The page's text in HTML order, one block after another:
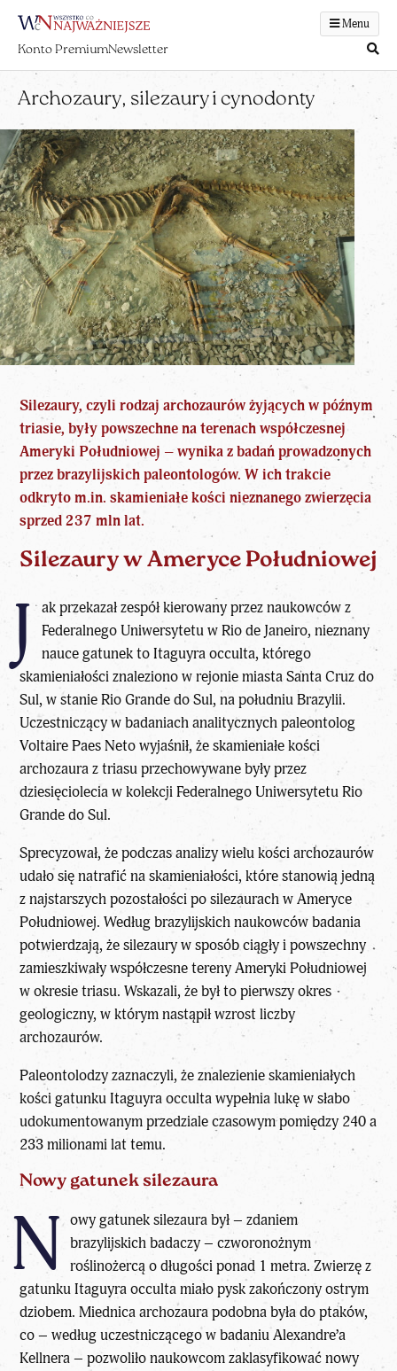
Menu
Konto PremiumNewsletter
Archozaury, silezaury i cynodonty
Silezaury, czyli rodzaj archozaurów żyjących w późnym
triasie, były powszechne na terenach współczesnej
Ameryki Południowej – wynika z badań prowadzonych
przez brazylijskich paleontologów. W ich trakcie
odkryto m.in. skamieniałe kości nieznanego zwierzęcia
sprzed 237 mln lat.
Silezaury w Ameryce Południowej
J
ak przekazał zespół kierowany przez naukowców z
Federalnego Uniwersytetu w Rio de Janeiro, nieznany
nauce gatunek to Itaguyra occulta, którego
skamieniałości znaleziono w rejonie miasta Santa Cruz do
Sul, w stanie Rio Grande do Sul, na południu Brazylii.
Uczestniczący w badaniach analitycznych paleontolog
Voltaire Paes Neto wyjaśnił, że skamieniałe kości
archozaura z triasu przechowywane były przez
dziesięciolecia w kolekcji Federalnego Uniwersytetu Rio
Grande do Sul.
Sprecyzował, że podczas analizy wielu kości archozaurów
udało się natrafić na skamieniałości, które stanowią jedną
z najstarszych pozostałości po silezaurach w Ameryce
Południowej. Według brazylijskich naukowców badania
potwierdzają, że silezaury w sposób ciągły i powszechny
zamieszkiwały współczesne tereny Ameryki Południowej
w okresie triasu. Wskazali, że był to pierwszy okres
geologiczny, w którym nastąpił wzrost liczby
archozaurów.
Paleontolodzy zaznaczyli, że znalezienie skamieniałych
kości gatunku Itaguyra occulta wypełnia lukę w słabo
udokumentowanym przedziale czasowym pomiędzy 240 a
233 milionami lat temu.
Nowy gatunek silezaura
N owy gatunek silezaura był – zdaniem
brazylijskich badaczy – czworonożnym
roślinożercą o długości ponad 1 metra. Zwierzę z
gatunku Itaguyra occulta miało pysk zakończony ostrym
dziobem. Miednica archozaura podobna była do ptaków,
co – według uczestniczącego w badaniu Alexandre’a
Kellnera – pozwoliło naukowcom zaklasyfikować nowy